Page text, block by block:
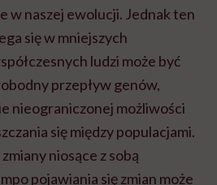
w naszej ewolucji. Jednak ten
się w mniejszych
ludzi może być
przepływ genów,
nieograniczonej możliwości
się między populacjami.
niosące z sobą
pojawiania się zmian może